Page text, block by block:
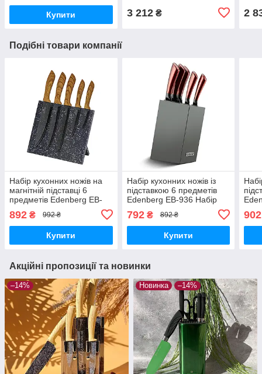
Купити
3 212₴ 2
Подібні товари компанії
Набір кухонних ножів на
магнітній підставці 6
предметів Edenberg EB-
неіржавкої сталі
892 ₴ 992 ₴
Купити
Набір кухонних ножів із
підставкою 6 предметів
Edenberg EB-936 Набір
вуглецевої сталі
792₴ 892 ₴
Купити
902
Акційні пропозиції та новинки
–14% Новинка –14%